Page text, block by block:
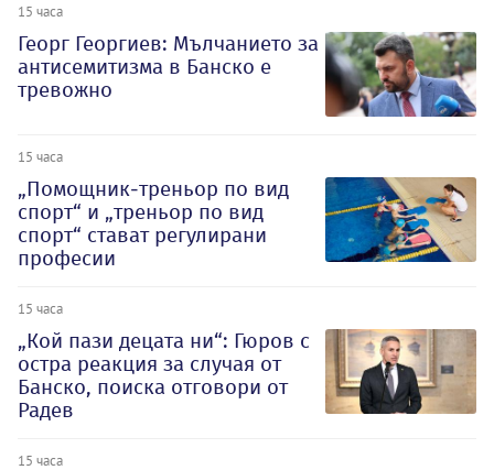
15 часа
Георг Георгиев: Мълчанието за
антисемитизма в Банско е
тревожно
15 часа
„Помощник-треньор по вид
спорт“ и „треньор по вид
спорт“ стават регулирани
професии
15 часа
„Кой пази децата ни“: Гюров с
остра реакция за случая от
Банско, поиска отговори от
Радев
15 часа